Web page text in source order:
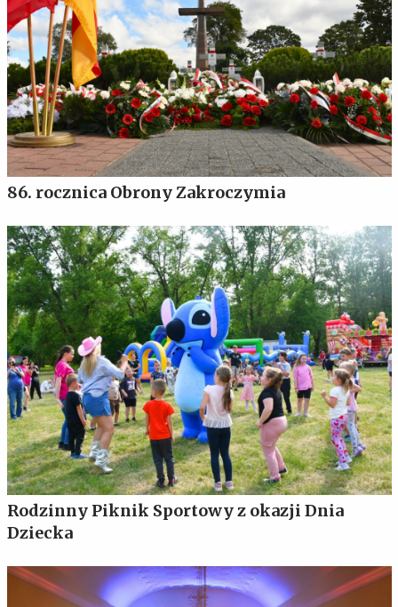
86. rocznica Obrony Zakroczymia
Rodzinny Piknik Sportowy z okazji Dnia
Dziecka